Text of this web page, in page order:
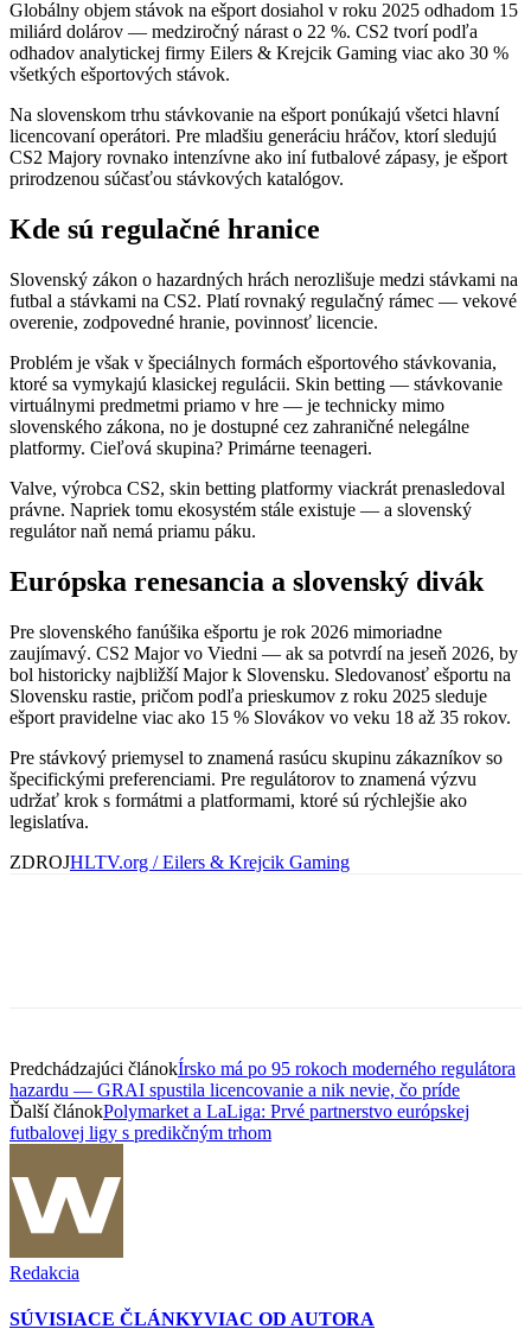
Globálny objem stávok na ešport dosiahol v roku 2025 odhadom 15
miliárd dolárov — medziročný nárast o 22 %. CS2 tvorí podľa
odhadov analytickej firmy Eilers & Krejcik Gaming viac ako 30 %
všetkých ešportových stávok.
Na slovenskom trhu stávkovanie na ešport ponúkajú všetci hlavní
licencovaní operátori. Pre mladšiu generáciu hráčov, ktorí sledujú
CS2 Majory rovnako intenzívne ako iní futbalové zápasy, je ešport
prirodzenou súčasťou stávkových katalógov.
Kde sú regulačné hranice
Slovenský zákon o hazardných hrách nerozlišuje medzi stávkami na
futbal a stávkami na CS2. Platí rovnaký regulačný rámec — vekové
overenie, zodpovedné hranie, povinnosť licencie.
Problém je však v špeciálnych formách ešportového stávkovania,
ktoré sa vymykajú klasickej regulácii. Skin betting — stávkovanie
virtuálnymi predmetmi priamo v hre — je technicky mimo
slovenského zákona, no je dostupné cez zahraničné nelegálne
platformy. Cieľová skupina? Primárne teenageri.
Valve, výrobca CS2, skin betting platformy viackrát prenasledoval
právne. Napriek tomu ekosystém stále existuje — a slovenský
regulátor naň nemá priamu páku.
Európska renesancia a slovenský divák
Pre slovenského fanúšika ešportu je rok 2026 mimoriadne
zaujímavý. CS2 Major vo Viedni — ak sa potvrdí na jeseň 2026, by
bol historicky najbližší Major k Slovensku. Sledovanosť ešportu na
Slovensku rastie, pričom podľa prieskumov z roku 2025 sleduje
ešport pravidelne viac ako 15 % Slovákov vo veku 18 až 35 rokov.
Pre stávkový priemysel to znamená rasúcu skupinu zákazníkov so
špecifickými preferenciami. Pre regulátorov to znamená výzvu
udržať krok s formátmi a platformami, ktoré sú rýchlejšie ako
legislatíva.
ZDROJHLTV.org / Eilers & Krejcik Gaming
Predchádzajúci článokÍrsko má po 95 rokoch moderného regulátora
hazardu — GRAI spustila licencovanie a nik nevie, čo príde
Ďalší článokPolymarket a LaLiga: Prvé partnerstvo európskej
futbalovej ligy s predikčným trhom
Redakcia
SÚVISIACE ČLÁNKYVIAC OD AUTORA